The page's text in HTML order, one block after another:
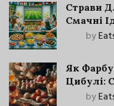
Страви
Смачні
by
Як
Цибулі:
by